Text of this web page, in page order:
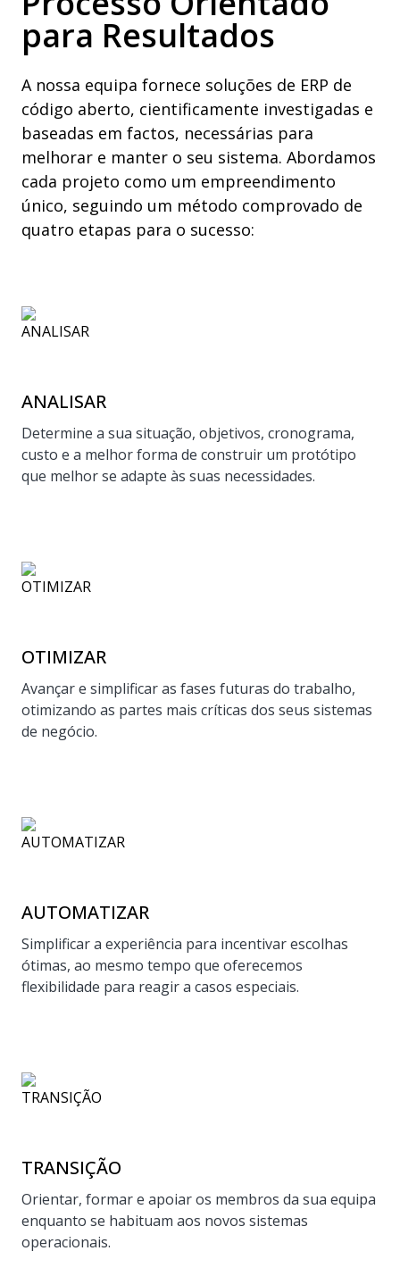
para Resultados
A nossa equipa fornece soluções de ERP de
código aberto, cientificamente investigadas e
baseadas em factos, necessárias para
melhorar e manter o seu sistema. Abordamos
cada projeto como um empreendimento
único, seguindo um método comprovado de
quatro etapas para o sucesso:
ANALISAR
Determine a sua situação, objetivos, cronograma,
custo e a melhor forma de construir um protótipo
que melhor se adapte às suas necessidades.
OTIMIZAR
Avançar e simplificar as fases futuras do trabalho,
otimizando as partes mais críticas dos seus sistemas
de negócio.
AUTOMATIZAR
Simplificar a experiência para incentivar escolhas
ótimas, ao mesmo tempo que oferecemos
flexibilidade para reagir a casos especiais.
TRANSIÇÃO
Orientar, formar e apoiar os membros da sua equipa
enquanto se habituam aos novos sistemas
operacionais.